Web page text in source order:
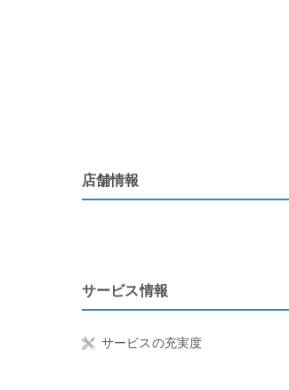
店舗情報
サービス情報
サービスの充実度